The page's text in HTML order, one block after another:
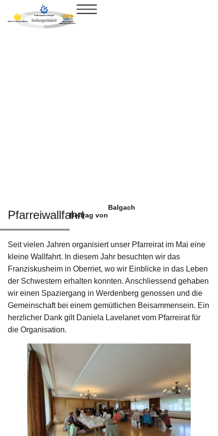
PfarreiwallfahrtBeitrag von
Balgach
Seit vielen Jahren organisiert unser Pfarreirat im Mai eine
kleine Wallfahrt. In diesem Jahr besuchten wir das
Franziskusheim in Oberriet, wo wir Einblicke in das Leben
der Schwestern erhalten konnten. Anschliessend gehaben
wir einen Spaziergang in Werdenberg genossen und die
Gemeinschaft bei einem gemütlichen Beisammensein. Ein
herzlicher Dank gilt Daniela Lavelanet vom Pfarreirat für
die Organisation.